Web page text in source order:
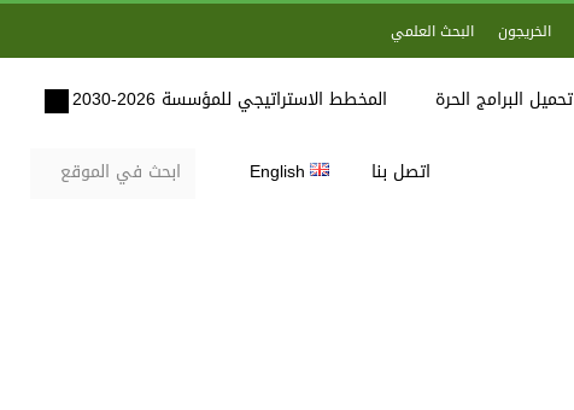
الخريجون البحث العلمي
تحميل البرامج الحرة المخطط الاستراتيجي للمؤسسة 2026-2030
اتصل بنا English